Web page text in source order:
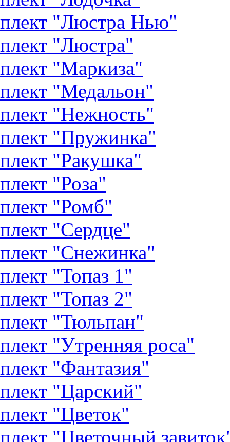
"Люстра Нью"
"Люстра"
"Маркиза"
"Медальон"
"Нежность"
"Пружинка"
"Ракушка"
"Роза"
"Ромб"
"Сердце"
"Снежинка"
"Топаз 1"
"Топаз 2"
"Тюльпан"
"Утренняя роса"
"Фантазия"
"Царский"
"Цветок"
"Цветочный